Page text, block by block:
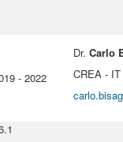
- 2022
Dr. Carlo
CREA -